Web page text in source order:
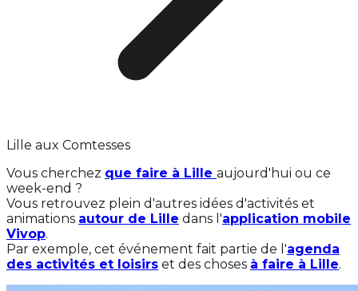
Lille aux Comtesses
Vous cherchez que faire à Lille aujourd'hui ou ce
week-end ?
Vous retrouvez plein d'autres idées d'activités et
animations autour de Lille dans l'application mobile
Vivop.
Par exemple, cet événement fait partie de l'agenda
des activités et loisirs et des choses à faire à Lille.